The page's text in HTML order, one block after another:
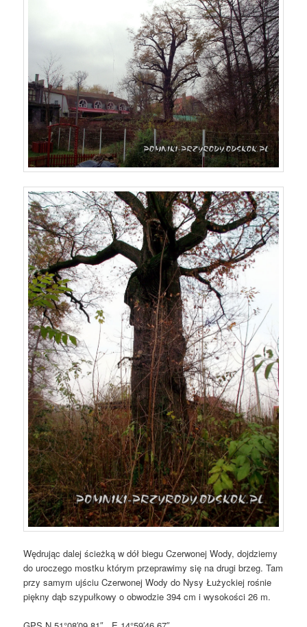
Wędrując dalej ścieżką w dół biegu Czerwonej Wody, dojdziemy
do uroczego mostku którym przeprawimy się na drugi brzeg. Tam
przy samym ujściu Czerwonej Wody do Nysy Łużyckiej rośnie
piękny dąb szypułkowy o obwodzie 394 cm i wysokości 26 m.